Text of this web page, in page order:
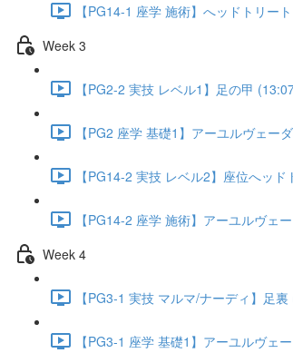
【PG14-1 座学 施術】へッドトリー
Week 3
【PG2-2 実技 レベル1】足の甲
【PG2 座学 基礎1】アーユルヴェー
【PG14-2 実技 レベル2】座位へッ
【PG14-2 座学 施術】アーユルヴェ
Week 4
【PG3-1 実技 マルマ/ナーディ】足
【PG3-1 座学 基礎1】アーユルヴェ